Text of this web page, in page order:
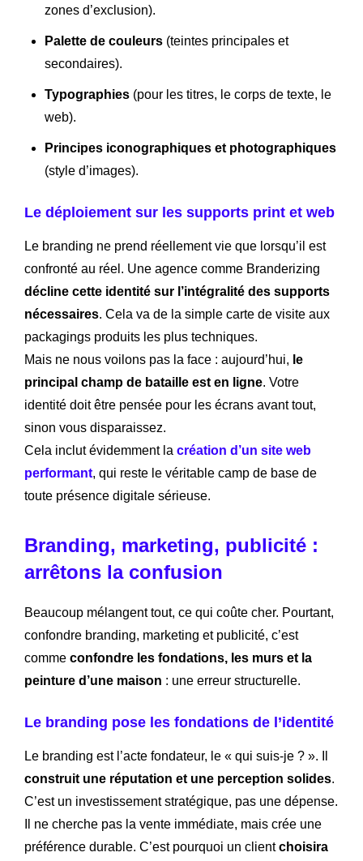
zones d’exclusion).
Palette de couleurs (teintes principales et
secondaires).
Typographies (pour les titres, le corps de texte, le
web).
Principes iconographiques et photographiques
(style d’images).
Le déploiement sur les supports print et web
Le branding ne prend réellement vie que lorsqu’il est
confronté au réel. Une agence comme Branderizing
décline cette identité sur l’intégralité des supports
nécessaires. Cela va de la simple carte de visite aux
packagings produits les plus techniques.
Mais ne nous voilons pas la face : aujourd’hui, le
principal champ de bataille est en ligne. Votre
identité doit être pensée pour les écrans avant tout,
sinon vous disparaissez.
Cela inclut évidemment la création d’un site web
performant, qui reste le véritable camp de base de
toute présence digitale sérieuse.
Branding, marketing, publicité :
arrêtons la confusion
Beaucoup mélangent tout, ce qui coûte cher. Pourtant,
confondre branding, marketing et publicité, c’est
comme confondre les fondations, les murs et la
peinture d’une maison : une erreur structurelle.
Le branding pose les fondations de l’identité
Le branding est l’acte fondateur, le « qui suis-je ? ». Il
construit une réputation et une perception solides.
C’est un investissement stratégique, pas une dépense.
Il ne cherche pas la vente immédiate, mais crée une
préférence durable. C’est pourquoi un clientchoisira